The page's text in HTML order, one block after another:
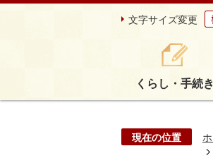
文字サイズ変更
くらし・手続き
現在の位置